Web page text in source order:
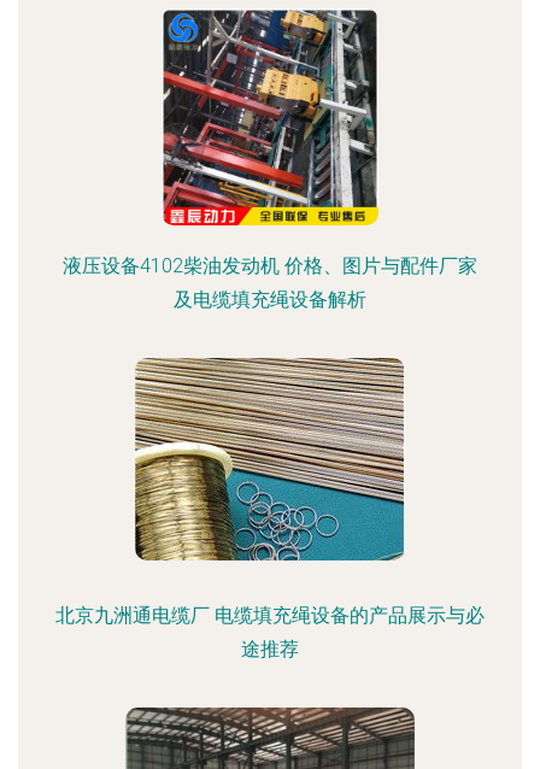
液压设备4102柴油发动机 价格、图片与配件厂家
及电缆填充绳设备解析
北京九洲通电缆厂 电缆填充绳设备的产品展示与必
途推荐